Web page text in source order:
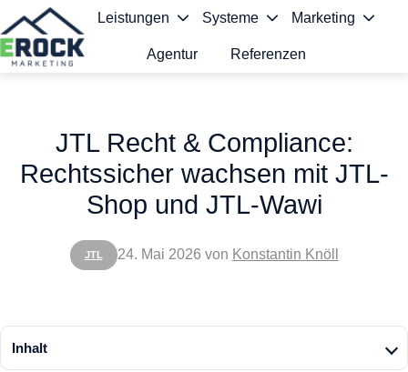
Leistungen Systeme Marketing
Agentur Referenzen
JTL
JTL Recht & Compliance:
Rechtssicher wachsen mit JTL-
Shop und JTL-Wawi
24. Mai 2026 von Konstantin Knöll
Inhalt